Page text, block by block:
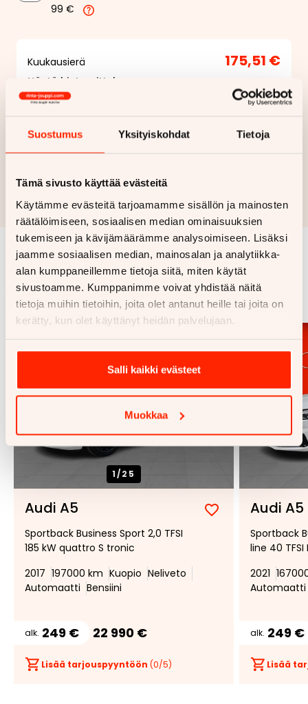
Suostumus Yksityiskohdat Tietoja
Tämä sivusto käyttää evästeitä
Käytämme evästeitä tarjoamamme sisällön ja mainosten
räätälöimiseen, sosiaalisen median ominaisuuksien
tukemiseen ja kävijämäärämme analysoimiseen. Lisäksi
jaamme sosiaalisen median, mainosalan ja analytiikka-
alan kumppaneillemme tietoja siitä, miten käytät
sivustoamme. Kumppanimme voivat yhdistää näitä
tietoja muihin tietoihin, joita olet antanut heille tai joita on
kerätty, kun olet käyttänyt heidän palvelujaan.
Salli kaikki evästeet
Muokkaa
99 €
Kuukausierä 175,51 €
Näytä hintaerittely
Haluan myös tarjouksen vakuutuksesta
Rahoituslaskelma on suuntaa antava ja edellyttää hyväksytyn
luottopäätöksen ja kaskovakuutuksen.
Samankaltaisia ajoneuvoja
Katso kaikki
1/25
Audi A5
Lisää
suosikiksi
Poista
suosikeista
Sportback Business Sport 2,0 TFSI
185 kW quattro S tronic
2017 197000 km Kuopio Neliveto
Automaatti Bensiini
alk. 249 € 22 990 €
Lisää tarjouspyyntöön (0/5)
Audi A5
Sportback
line 40
2021
Automaatti
alk. 249 €
Lisää